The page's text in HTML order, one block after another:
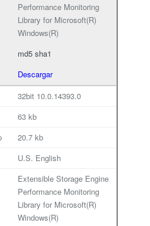
Performance Monitoring
Library for Microsoft(R)
Windows(R)
md5 sha1
Descargar
32bit 10.0.14393.0
63 kb
20.7 kb
U.S. English
Extensible Storage Engine
Performance Monitoring
Library for Microsoft(R)
Windows(R)